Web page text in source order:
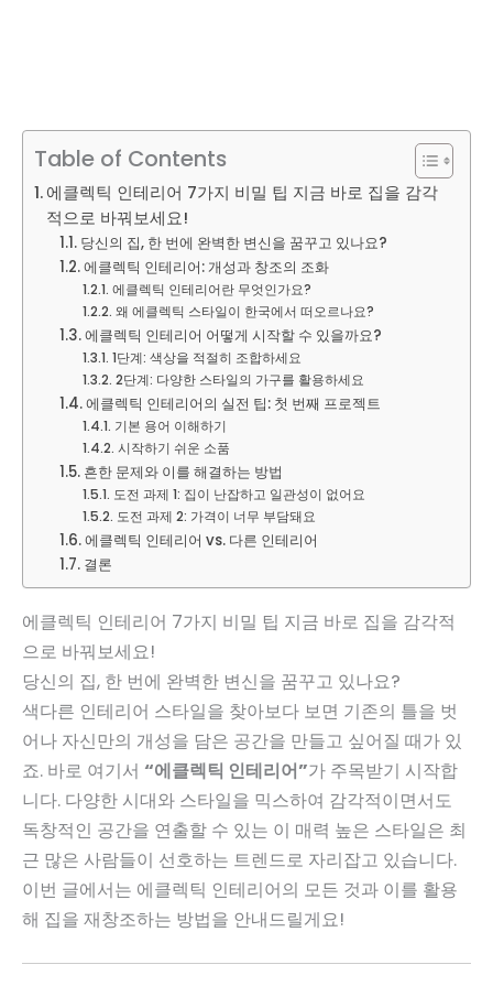
Table of Contents
에클렉틱 인테리어 7가지 비밀 팁 지금 바로 집을 감각
적으로 바꿔보세요!
당신의 집, 한 번에 완벽한 변신을 꿈꾸고 있나요?
에클렉틱 인테리어: 개성과 창조의 조화
에클렉틱 인테리어란 무엇인가요?
왜 에클렉틱 스타일이 한국에서 떠오르나요?
에클렉틱 인테리어 어떻게 시작할 수 있을까요?
1단계: 색상을 적절히 조합하세요
2단계: 다양한 스타일의 가구를 활용하세요
에클렉틱 인테리어의 실전 팁: 첫 번째 프로젝트
기본 용어 이해하기
시작하기 쉬운 소품
흔한 문제와 이를 해결하는 방법
도전 과제 1: 집이 난잡하고 일관성이 없어요
도전 과제 2: 가격이 너무 부담돼요
에클렉틱 인테리어 vs. 다른 인테리어
결론
에클렉틱 인테리어 7가지 비밀 팁 지금 바로 집을 감각적
으로 바꿔보세요!
당신의 집, 한 번에 완벽한 변신을 꿈꾸고 있나요?
색다른 인테리어 스타일을 찾아보다 보면 기존의 틀을 벗
어나 자신만의 개성을 담은 공간을 만들고 싶어질 때가 있
죠. 바로 여기서 “에클렉틱 인테리어”가 주목받기 시작합
니다. 다양한 시대와 스타일을 믹스하여 감각적이면서도
독창적인 공간을 연출할 수 있는 이 매력 높은 스타일은 최
근 많은 사람들이 선호하는 트렌드로 자리잡고 있습니다.
이번 글에서는 에클렉틱 인테리어의 모든 것과 이를 활용
해 집을 재창조하는 방법을 안내드릴게요!